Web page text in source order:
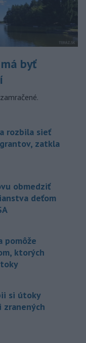
byť
rozbila sieť
zatkla
obmedziť
deťom
pomôže
ktorých
si útoky
zranených